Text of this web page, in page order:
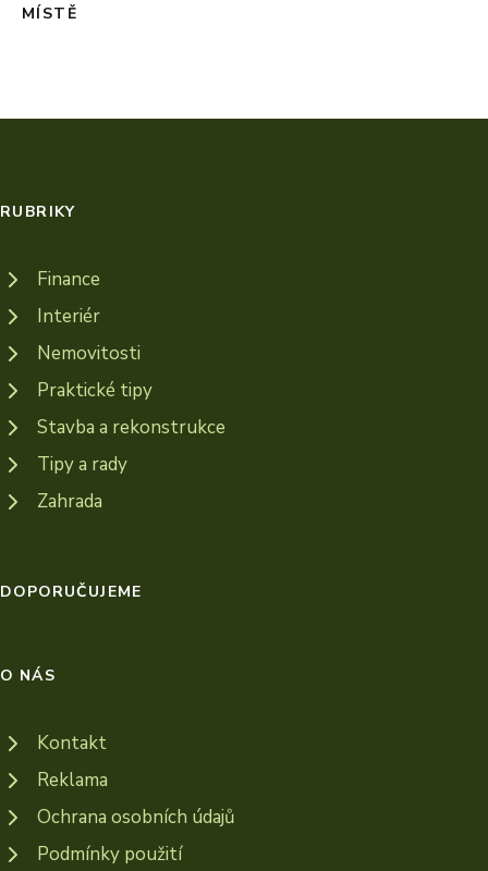
MÍSTĚ
RUBRIKY
Finance
Interiér
Nemovitosti
Praktické tipy
Stavba a rekonstrukce
Tipy a rady
Zahrada
DOPORUČUJEME
O NÁS
Kontakt
Reklama
Ochrana osobních údajů
Podmínky použití